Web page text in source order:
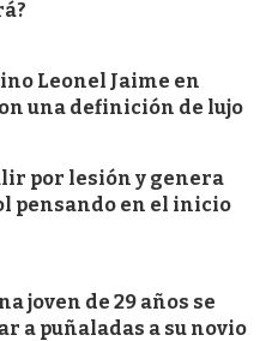
Leonel Jaime en
una definición de lujo
por lesión y genera
pensando en el inicio
joven de 29 años se
a puñaladas a su novio